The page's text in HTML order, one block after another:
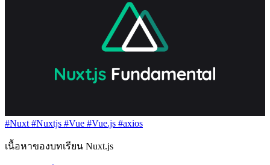
#Nuxt #Nuxtjs #Vue #Vue.js #axios
เนื้อหาของบทเรียน Nuxt.js